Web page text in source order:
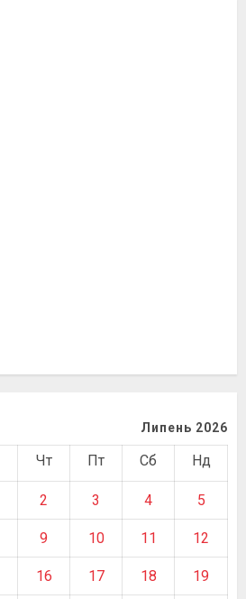
Липень 2026
Чт Пт Сб Нд
2 3 4 5
9 10 11 12
16 17 18 19